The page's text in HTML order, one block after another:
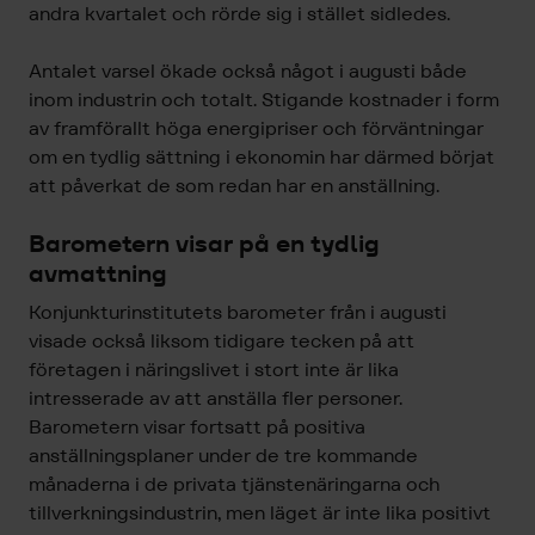
andra kvartalet och rörde sig i stället sidledes.
Antalet varsel ökade också något i augusti både
inom industrin och totalt. Stigande kostnader i form
av framförallt höga energipriser och förväntningar
om en tydlig sättning i ekonomin har därmed börjat
att påverkat de som redan har en anställning.
Barometern visar på en tydlig
avmattning
Konjunkturinstitutets barometer från i augusti
visade också liksom tidigare tecken på att
företagen i näringslivet i stort inte är lika
intresserade av att anställa fler personer.
Barometern visar fortsatt på positiva
anställningsplaner under de tre kommande
månaderna i de privata tjänstenäringarna och
tillverkningsindustrin, men läget är inte lika positivt